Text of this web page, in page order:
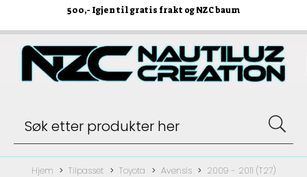
500,- Igjen til gratis frakt og NZC baum
Hjem Tilpasset Toyota Avensis 2009 - 2011 (T27)